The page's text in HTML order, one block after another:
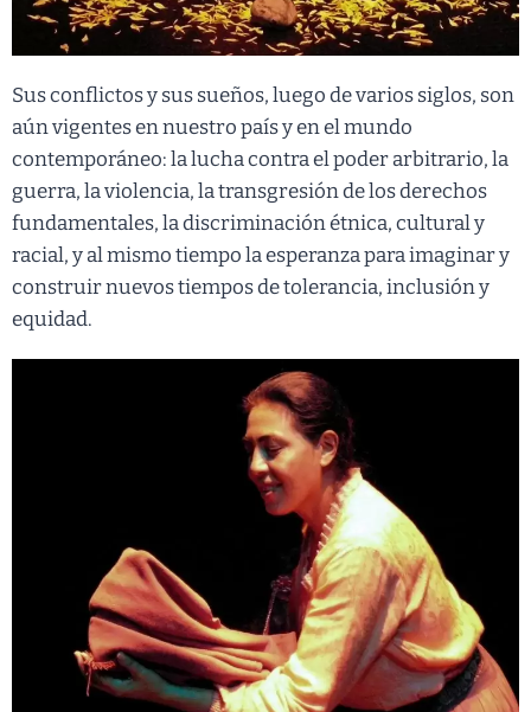
Sus conflictos y sus sueños, luego de varios siglos, son
aún vigentes en nuestro país y en el mundo
contemporáneo: la lucha contra el poder arbitrario, la
guerra, la violencia, la transgresión de los derechos
fundamentales, la discriminación étnica, cultural y
racial, y al mismo tiempo la esperanza para imaginar y
construir nuevos tiempos de tolerancia, inclusión y
equidad.